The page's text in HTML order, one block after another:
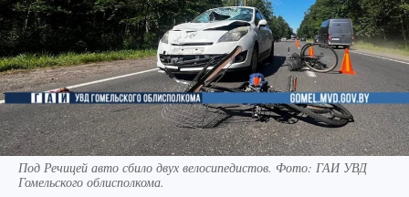
Под Речицей авто сбило двух велосипедистов. Фото: ГАИ УВД
Гомельского облисполкома.